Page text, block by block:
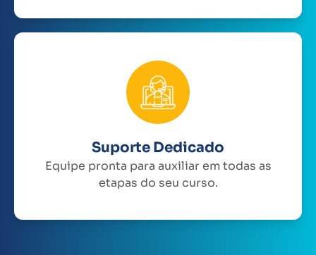
Suporte Dedicado
Equipe pronta para auxiliar em todas as
etapas do seu curso.